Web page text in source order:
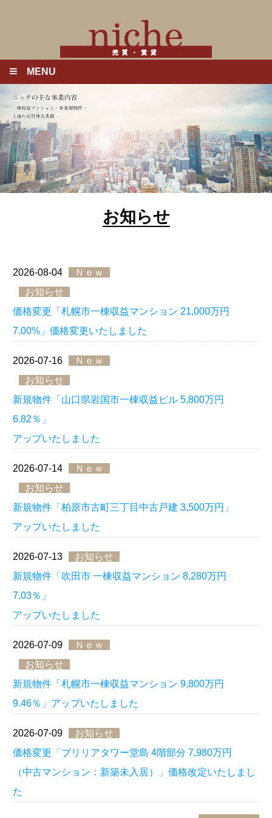
MENU
お知らせ
2026-08-04
Ｎｅｗ
お知らせ
価格変更「札幌市一棟収益マンション 21,000万円
7.00%」価格変更いたしました
2026-07-16
Ｎｅｗ
お知らせ
新規物件「山口県岩国市一棟収益ビル 5,800万円
6.82％」
アップいたしました
2026-07-14
Ｎｅｗ
お知らせ
新規物件「柏原市古町三丁目中古戸建 3,500万円」
アップいたしました
2026-07-13
お知らせ
新規物件「吹田市 一棟収益マンション 8,280万円
7.03％」
アップいたしました
2026-07-09
Ｎｅｗ
お知らせ
新規物件「札幌市一棟収益マンション 9,800万円
9.46％」アップいたしました
2026-07-09
お知らせ
価格変更「ブリリアタワー堂島 4階部分 7,980万円
（中古マンション：新築未入居）」価格改定いたしまし
た